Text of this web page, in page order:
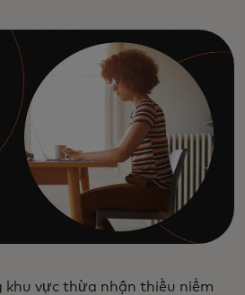
khu vực thừa nhận thiếu niềm